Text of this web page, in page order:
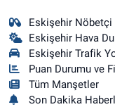
Eskişehir Nöbetçi
Eskişehir Hava
Eskişehir Trafik
Puan Durumu ve
Tüm Manşetler
Son Dakika